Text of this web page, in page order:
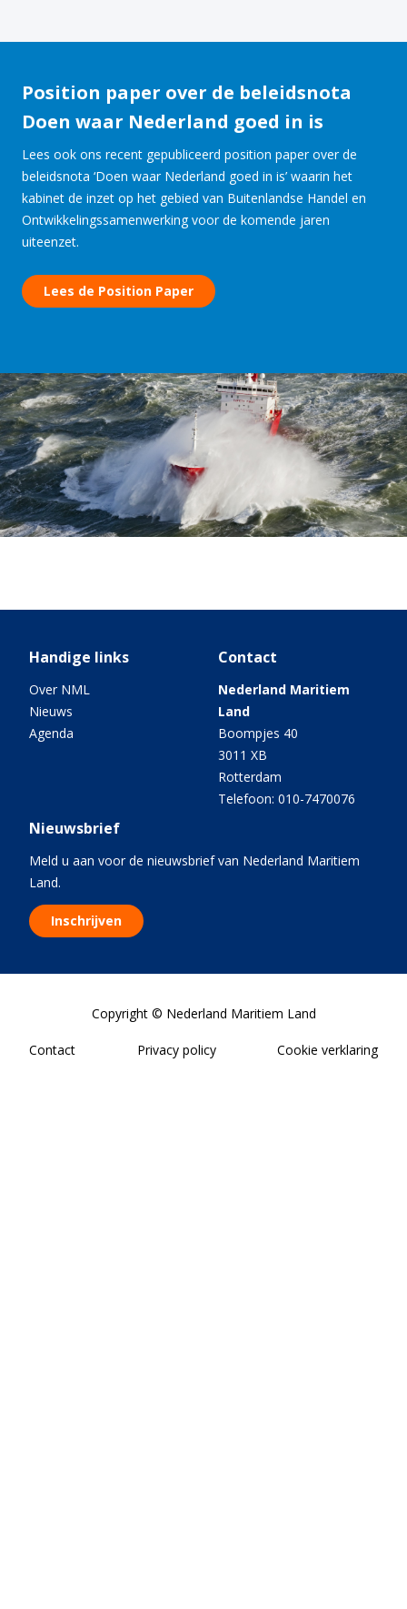
Position paper over de beleidsnota
Doen waar Nederland goed in is
Lees ook ons recent gepubliceerd position paper over de
beleidsnota ‘Doen waar Nederland goed in is’ waarin het
kabinet de inzet op het gebied van Buitenlandse Handel en
Ontwikkelingssamenwerking voor de komende jaren
uiteenzet.
Lees de Position Paper
Handige links
Over NML
Nieuws
Agenda
Contact
Nederland Maritiem
Land
Boompjes 40
3011 XB
Rotterdam
Telefoon: 010-7470076
Nieuwsbrief
Meld u aan voor de nieuwsbrief van Nederland Maritiem
Land.
Inschrijven
Copyright © Nederland Maritiem Land
Contact Privacy policy Cookie verklaring